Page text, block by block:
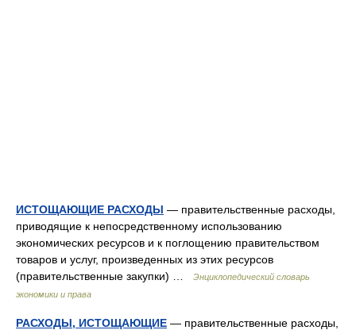
ИСТОЩАЮЩИЕ РАСХОДЫ — правительственные расходы,
приводящие к непосредственному использованию
экономических ресурсов и к поглощению правительством
товаров и услуг, произведенных из этих ресурсов
(правительственные закупки) …
Энциклопедический словарь
экономики и права
РАСХОДЫ, ИСТОЩАЮЩИЕ — правительственные расходы,